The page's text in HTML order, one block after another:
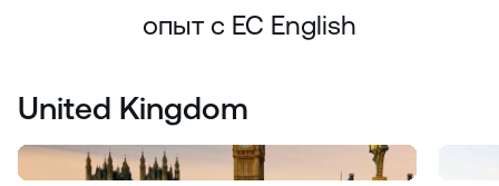
опыт с EC English
United Kingdom